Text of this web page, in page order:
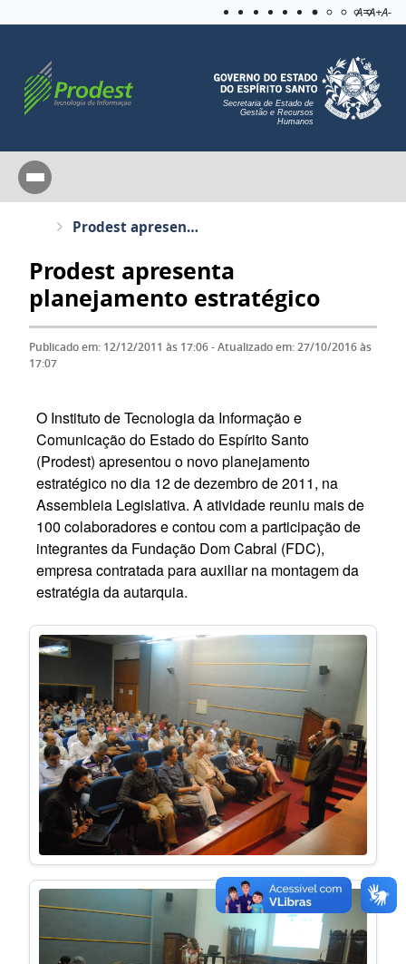
Aplicar
A=A+A-
Secretaria de Estado de
Gestão e Recursos
Humanos
Prodest apresenta planejamento estratégico
Prodest apresenta
planejamento estratégico
Publicado em: 12/12/2011 às 17:06 - Atualizado em: 27/10/2016 às
17:07
O Instituto de Tecnologia da Informação e
Comunicação do Estado do Espírito Santo
(Prodest) apresentou o novo planejamento
estratégico no dia 12 de dezembro de 2011, na
Assembleia Legislativa. A atividade reuniu mais de
100 colaboradores e contou com a participação de
integrantes da Fundação Dom Cabral (FDC),
empresa contratada para auxiliar na montagem da
estratégia da autarquia.